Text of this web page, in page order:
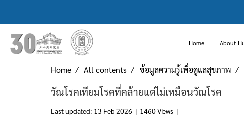
Home About
Home All contents ข้อมูลความรู้เพื่อดูแลสุขภาพ
วัณโรคเทียมโรคที่คล้ายแต่ไม่เหมือนวัณโรค
Last updated: 13 Feb 2026 | 1460 Views |